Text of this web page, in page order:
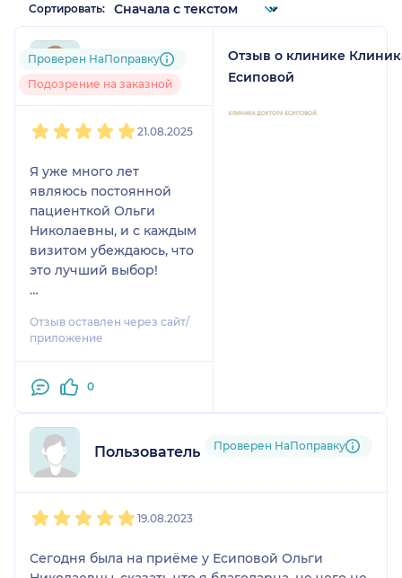
Сортировать:
oda....@....com
Проверен НаПоправку
Подозрение на заказной
21.08.2025
Я уже много лет
являюсь постоянной
пациенткой Ольги
Николаевны, и с каждым
визитом убеждаюсь, что
это лучший выбор!
превосходный
гинеколог-
настоящий
интегративной
медицины. Что
поражает больше всего
всесторонние знания.
Действительно,
что она разбирается
Отзыв оставлен через сайт/
приложение
0
Отзыв о клинике
Есиповой
Пользователь НаПоправку
Проверен НаПоправку
19.08.2023
Сегодня была на приёме у Есиповой Ольги